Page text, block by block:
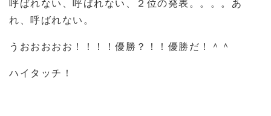
れ、呼ばれない。
うおおおおお！！！！優勝？！！優勝だ！＾＾
ハイタッチ！